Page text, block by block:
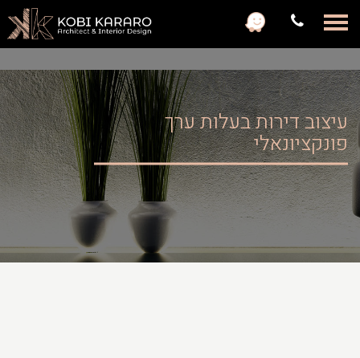
עיצוב דירות בעלות ערך
פונקציונאלי